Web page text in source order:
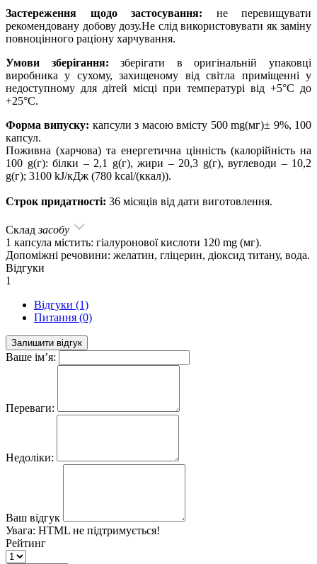
Застереження щодо застосування: не перевищувати
рекомендовану добову дозу.Не слід використовувати як заміну
повноцінного раціону харчування.
Умови зберігання: зберігати в оригінальній упаковці
виробника у сухому, захищеному від світла приміщенні у
недоступному для дітей місці при температурі від +5°С до
+25°С.
Форма випуску: капсули з масою вмісту 500 mg(мг)± 9%, 100
капсул.
Поживна (харчова) та енергетична цінність (калорійність на
100 g(г): білки – 2,1 g(г), жири – 20,3 g(г), вуглеводи – 10,2
g(г); 3100 kJ/кДж (780 kcal/(ккал)).
Строк придатності: 36 місяців від дати виготовлення.
Складзасобу
1 капсула містить: гіалуронової кислоти 120 mg (мг).
Допоміжні речовини: желатин, гліцерин, діоксид титану, вода.
Відгуки
1
Відгуки (1)
Питання (0)
Залишити відгук
Ваше ім’я:
Переваги:
Недоліки:
Ваш відгук
Увага: HTML не підтримується!
Рейтинг